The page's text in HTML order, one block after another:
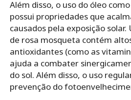
Além disso, o uso do óleo
possui propriedades que
causados pela exposição
de rosa mosqueta contém
antioxidantes (como as
ajuda a combater
do sol. Além disso, o uso
prevenção do